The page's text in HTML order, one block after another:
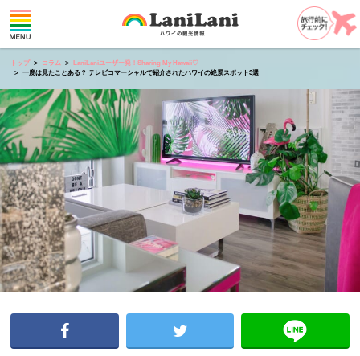
トップ コラム
LaniLaniユーザー発！Sharing My Hawaii♡
一度は見たことある？ テレビコマーシャルで紹介されたハワイの絶景スポット3選